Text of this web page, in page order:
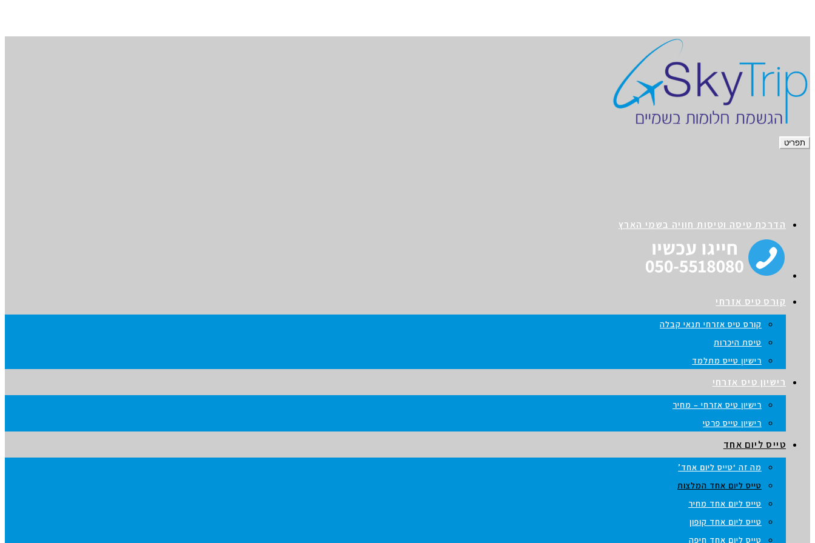
תפריט
הדרכת טיסה וטיסות חוויה בשמי הארץ
קורס טיס אזרחי
קורס טיס אזרחי תנאי קבלה
טיסת היכרות
רישיון טייס מתלמד
רישיון טיס אזרחי
רישיון טיס אזרחי – מחיר
רישיון טייס פרטי
טייס ליום אחד
מה זה ‘טייס ליום אחד’
טייס ליום אחד המלצות
טייס ליום אחד מחיר
טייס ליום אחד קופון
טייס ליום אחד חיפה